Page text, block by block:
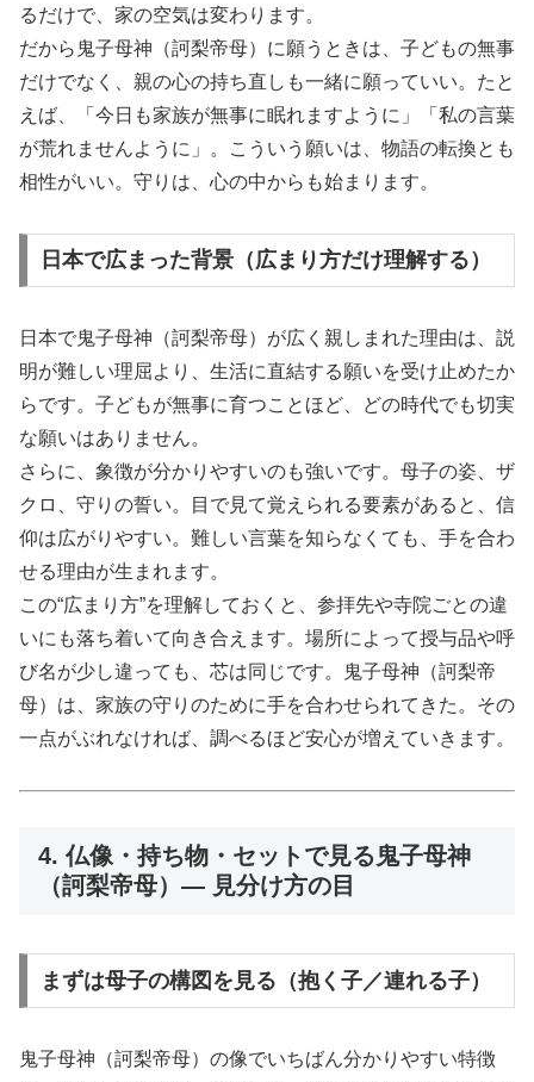
るだけで、家の空気は変わります。
だから鬼子母神（訶梨帝母）に願うときは、子どもの無事
だけでなく、親の心の持ち直しも一緒に願っていい。たと
えば、「今日も家族が無事に眠れますように」「私の言葉
が荒れませんように」。こういう願いは、物語の転換とも
相性がいい。守りは、心の中からも始まります。
日本で広まった背景（広まり方だけ理解する）
日本で鬼子母神（訶梨帝母）が広く親しまれた理由は、説
明が難しい理屈より、生活に直結する願いを受け止めたか
らです。子どもが無事に育つことほど、どの時代でも切実
な願いはありません。
さらに、象徴が分かりやすいのも強いです。母子の姿、ザ
クロ、守りの誓い。目で見て覚えられる要素があると、信
仰は広がりやすい。難しい言葉を知らなくても、手を合わ
せる理由が生まれます。
この“広まり方”を理解しておくと、参拝先や寺院ごとの違
いにも落ち着いて向き合えます。場所によって授与品や呼
び名が少し違っても、芯は同じです。鬼子母神（訶梨帝
母）は、家族の守りのために手を合わせられてきた。その
一点がぶれなければ、調べるほど安心が増えていきます。
4. 仏像・持ち物・セットで見る鬼子母神
（訶梨帝母）— 見分け方の目
まずは母子の構図を見る（抱く子／連れる子）
鬼子母神（訶梨帝母）の像でいちばん分かりやすい特徴